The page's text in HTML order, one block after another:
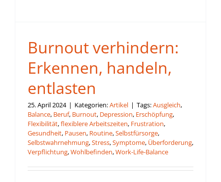
Burnout verhindern:
Erkennen, handeln,
entlasten
25. April 2024 | Kategorien:Artikel | Tags:Ausgleich,
Balance, Beruf, Burnout, Depression, Erschöpfung,
Flexibilität,flexiblere Arbeitszeiten, Frustration,
Gesundheit, Pausen, Routine,Selbstfürsorge,
Selbstwahrnehmung,Stress,Symptome, Überforderung,
Verpflichtung,Wohlbefinden,Work-Life-Balance